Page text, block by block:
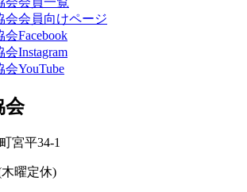
宮平34-1
木曜定休)